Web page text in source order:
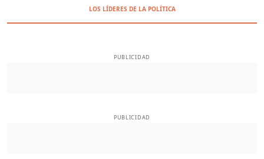
LOS LÍDERES DE LA POLÍTICA
PUBLICIDAD
PUBLICIDAD